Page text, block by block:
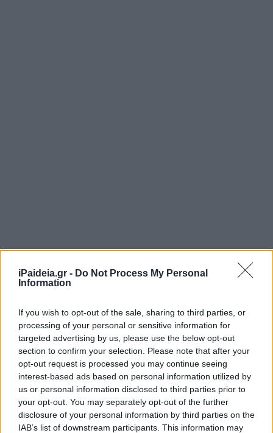
iPaideia.gr - Do Not Process My Personal
Information
If you wish to opt-out of the sale, sharing to third parties, or
processing of your personal or sensitive information for
targeted advertising by us, please use the below opt-out
section to confirm your selection. Please note that after your
opt-out request is processed you may continue seeing
interest-based ads based on personal information utilized by
us or personal information disclosed to third parties prior to
your opt-out. You may separately opt-out of the further
disclosure of your personal information by third parties on the
IAB’s list of downstream participants. This information may